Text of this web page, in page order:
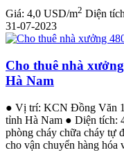
Giá: 4,0 USD/m2 Diện
31-07-2023
Cho thuê nhà
Hà Nam
● Vị trí: KCN Đồng Văn
tỉnh Hà Nam ● Diện tích:
phòng cháy chữa cháy tự
cho vận chuyển hàng